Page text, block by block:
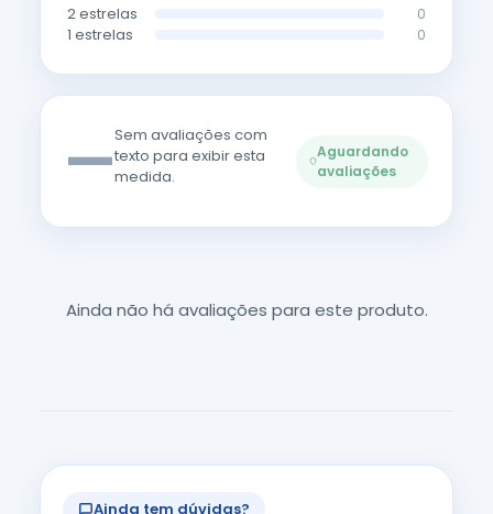
2 estrelas 0
1 estrelas 0
—Sem avaliações com
texto para exibir esta
medida.
Aguardando
avaliações
Ainda não há avaliações para este produto.
Ainda tem dúvidas?